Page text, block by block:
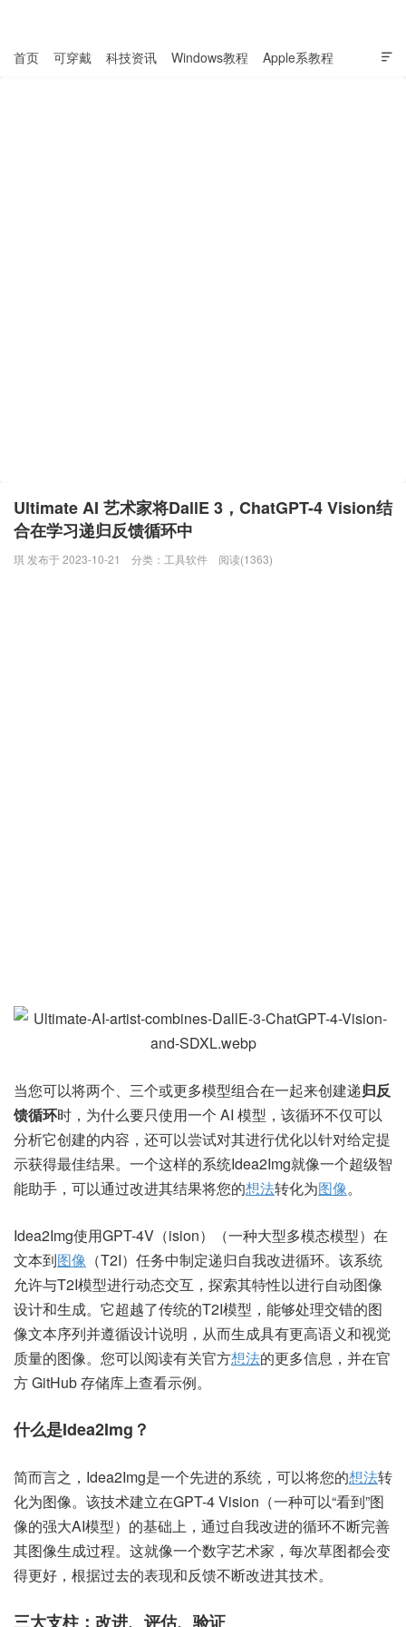

首页 可穿戴 科技资讯 Windows教程 Apple系教程
Ultimate AI 艺术家将DallE 3，ChatGPT-4 Vision结
合在学习递归反馈循环中
琪 发布于 2023-10-21 分类： 工具软件 阅读(1363)
当您可以将两个、三个或更多模型组合在一起来创建递归反
馈循环时，为什么要只使用一个 AI 模型，该循环不仅可以
分析它创建的内容，还可以尝试对其进行优化以针对给定提
示获得最佳结果。一个这样的系统Idea2Img就像一个超级智
能助手，可以通过改进其结果将您的想法转化为图像。
Idea2Img使用GPT-4V（ision）（一种大型多模态模型）在
文本到图像 （T2I）任务中制定递归自我改进循环。该系统
允许与T2I模型进行动态交互，探索其特性以进行自动图像
设计和生成。它超越了传统的T2I模型，能够处理交错的图
像文本序列并遵循设计说明，从而生成具有更高语义和视觉
质量的图像。您可以阅读有关官方想法的更多信息，并在官
方 GitHub 存储库上查看示例。
什么是Idea2Img？
简而言之，Idea2Img是一个先进的系统，可以将您的想法转
化为图像。该技术建立在GPT-4 Vision（一种可以“看到”图
像的强大AI模型）的基础上，通过自我改进的循环不断完善
其图像生成过程。这就像一个数字艺术家，每次草图都会变
得更好，根据过去的表现和反馈不断改进其技术。
三大支柱：改进、评估、验证